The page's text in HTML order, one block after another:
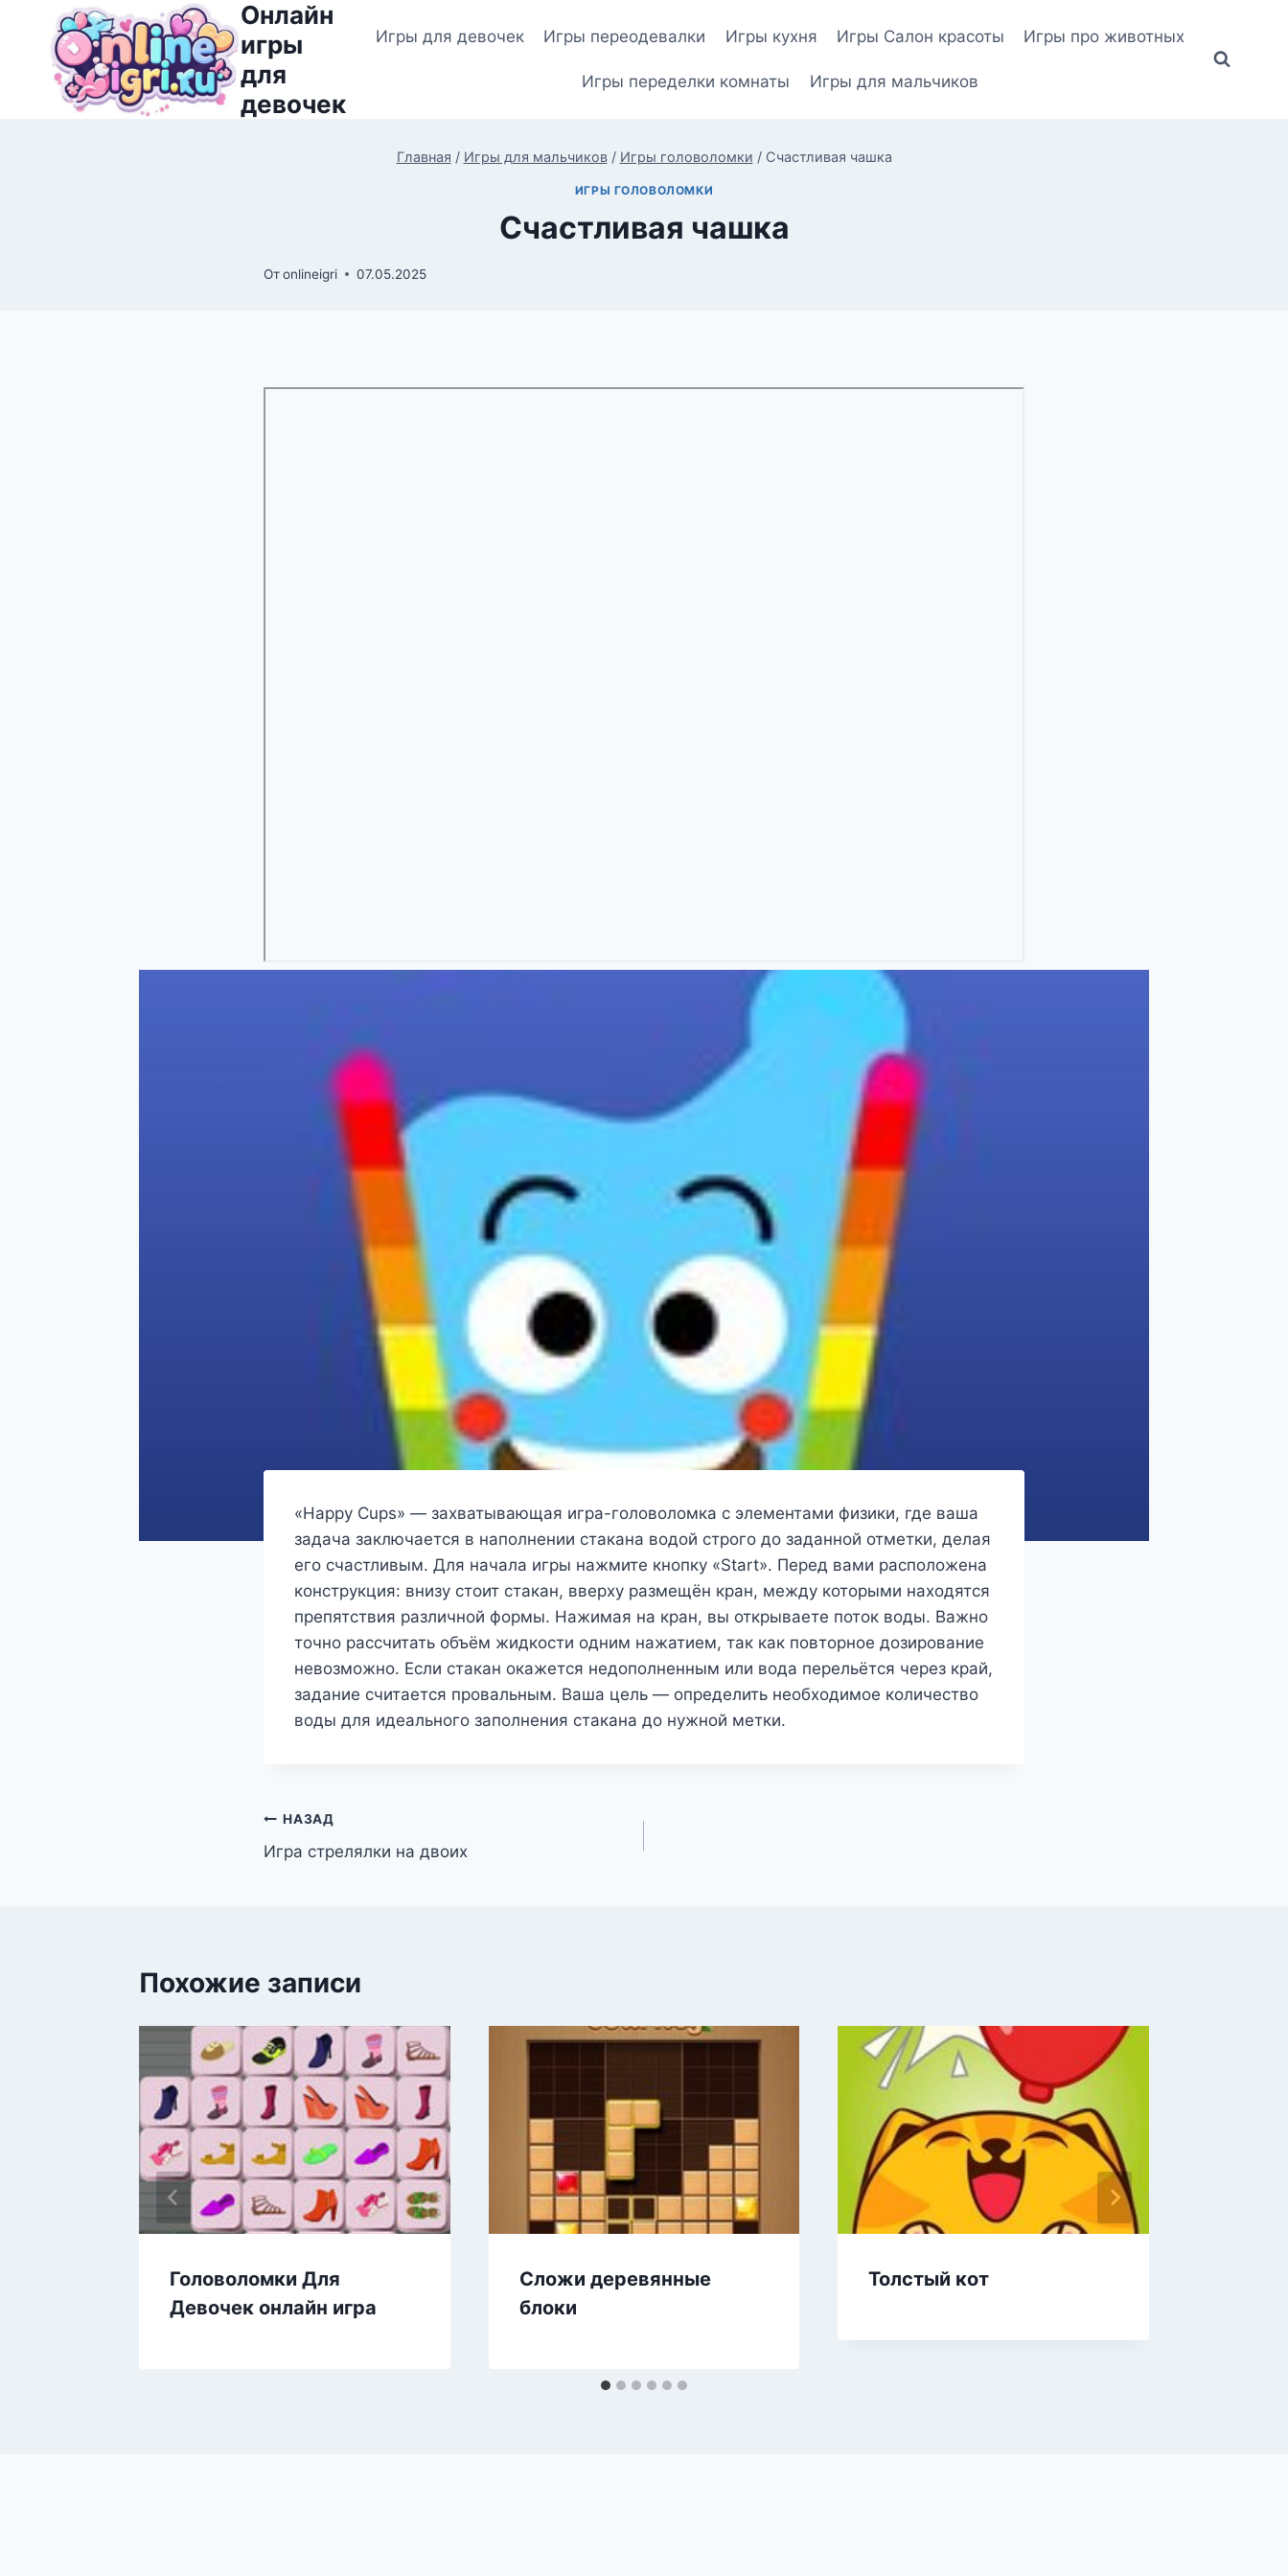
Перейти
содержимому
Онлайн
игры
для
девочек
Игры для девочек Игры переодевалки Игры кухня Игры Салон красоты Игры про животных
Игры переделки комнаты Игры для мальчиков
Главная / Игры для мальчиков / Игры головоломки / Счастливая чашка
ИГРЫ ГОЛОВОЛОМКИ
Счастливая чашка
Отonlineigri 07.05.2025
«Happy Cups» — захватывающая игра-головоломка с элементами физики, где ваша
задача заключается в наполнении стакана водой строго до заданной отметки, делая
его счастливым. Для начала игры нажмите кнопку «Start». Перед вами расположена
конструкция: внизу стоит стакан, вверху размещён кран, между которыми находятся
препятствия различной формы. Нажимая на кран, вы открываете поток воды. Важно
точно рассчитать объём жидкости одним нажатием, так как повторное дозирование
невозможно. Если стакан окажется недополненным или вода перельётся через край,
задание считается провальным. Ваша цель — определить необходимое количество
воды для идеального заполнения стакана до нужной метки.
Навигация
по
НАЗАД
Игра стрелялки на двоих
Похожие записи
Головоломки Для
Девочек онлайн игра
Сложи деревянные
блоки
Толстый кот